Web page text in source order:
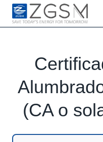
Skip
(CA o